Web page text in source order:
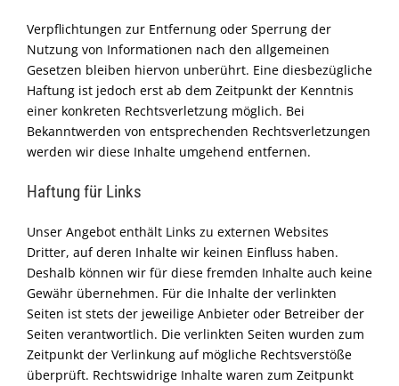
Verpflichtungen zur Entfernung oder Sperrung der
Nutzung von Informationen nach den allgemeinen
Gesetzen bleiben hiervon unberührt. Eine diesbezügliche
Haftung ist jedoch erst ab dem Zeitpunkt der Kenntnis
einer konkreten Rechtsverletzung möglich. Bei
Bekanntwerden von entsprechenden Rechtsverletzungen
werden wir diese Inhalte umgehend entfernen.
Haftung für Links
Unser Angebot enthält Links zu externen Websites
Dritter, auf deren Inhalte wir keinen Einfluss haben.
Deshalb können wir für diese fremden Inhalte auch keine
Gewähr übernehmen. Für die Inhalte der verlinkten
Seiten ist stets der jeweilige Anbieter oder Betreiber der
Seiten verantwortlich. Die verlinkten Seiten wurden zum
Zeitpunkt der Verlinkung auf mögliche Rechtsverstöße
überprüft. Rechtswidrige Inhalte waren zum Zeitpunkt